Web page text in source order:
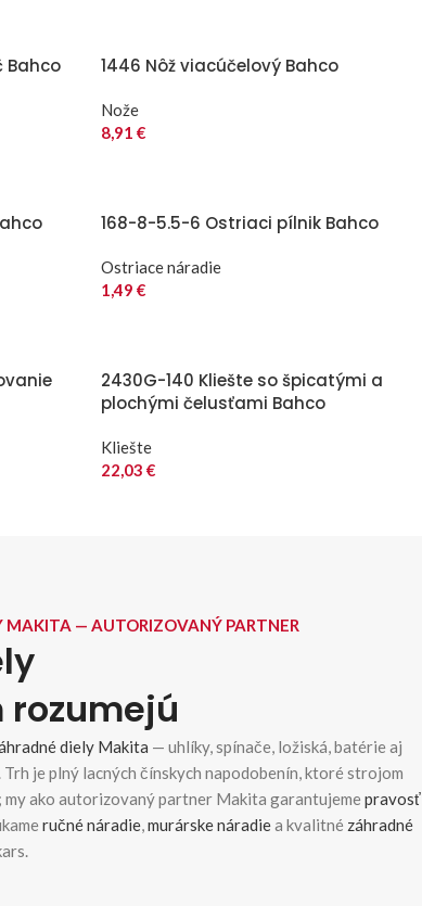
Bahco 1446 Nôž viacúčelový Bahco
Nože
8,91 €
168-8-5.5-6 Ostriaci pílnik Bahco
Ostriace náradie
1,49 €
2430G-140 Kliešte so špicatými a
plochými čelusťami Bahco
Kliešte
22,03 €
MAKITA — AUTORIZOVANÝ PARTNER
diely Makita — uhlíky, spínače, ložiská, batérie aj
je plný lacných čínskych napodobenín, ktoré strojom
ako autorizovaný partner Makita garantujemepravosť
ručné náradie,murárske náradiea kvalitné záhradné